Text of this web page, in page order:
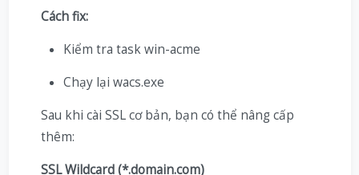
Cách fix:
Kiểm tra task win-acme
Chạy lại wacs.exe
Sau khi cài SSL cơ bản, bạn có thể nâng cấp
thêm:
SSL Wildcard (*.domain.com)